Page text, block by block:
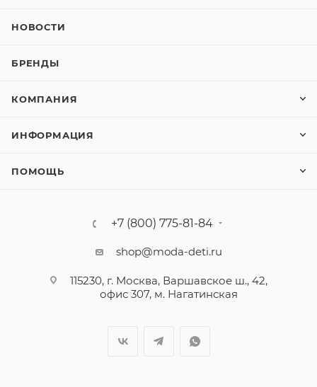
НОВОСТИ
БРЕНДЫ
КОМПАНИЯ
ИНФОРМАЦИЯ
ПОМОЩЬ
+7 (800) 775-81-84
shop@moda-deti.ru
115230, г. Москва, Варшавское ш., 42,
офис 307, м. Нагатинская